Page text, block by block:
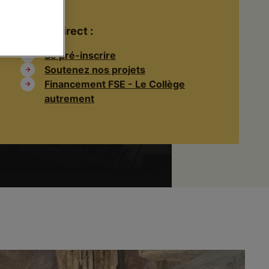
Accès direct :
Se pré-inscrire
Soutenez nos projets
Financement FSE - Le Collège
autrement